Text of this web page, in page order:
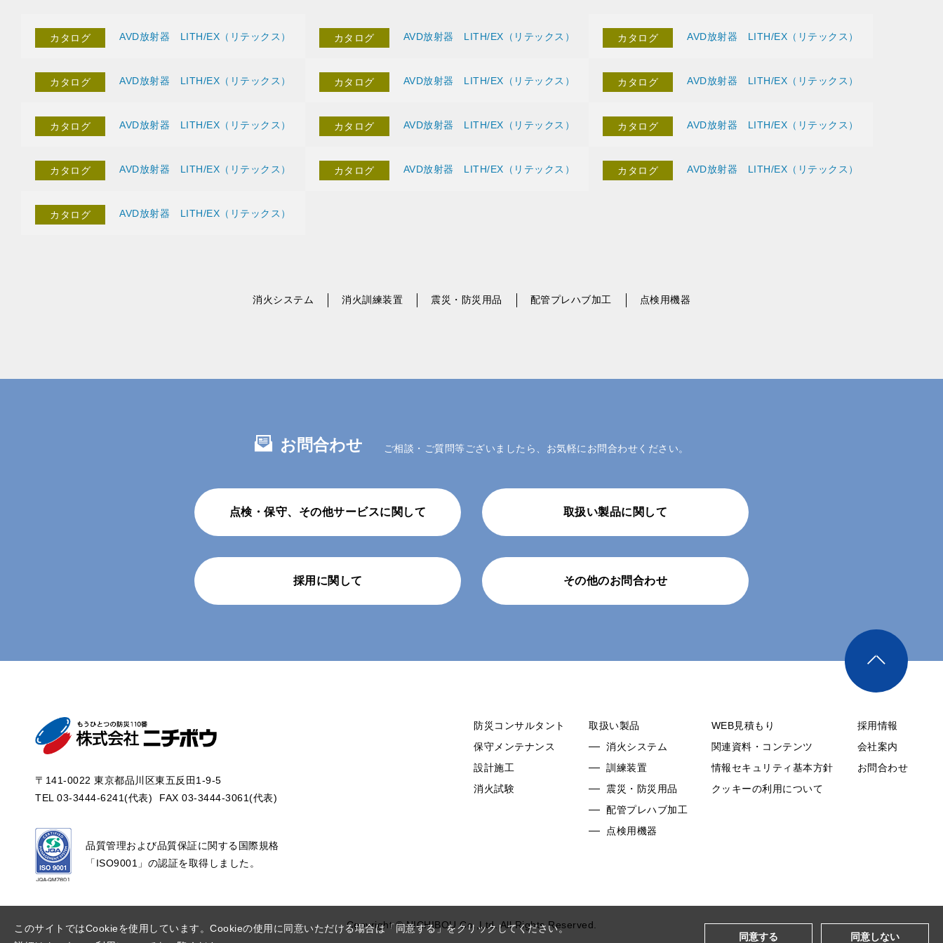
カタログ AVD放射器 LITH/EX（リテックス） カタログ AVD放射器 LITH/EX（リテックス） カタログ AVD放射器 LITH/EX（リテックス）
カタログ AVD放射器 LITH/EX（リテックス） カタログ AVD放射器 LITH/EX（リテックス） カタログ AVD放射器 LITH/EX（リテックス）
カタログ AVD放射器 LITH/EX（リテックス） カタログ AVD放射器 LITH/EX（リテックス） カタログ AVD放射器 LITH/EX（リテックス）
カタログ AVD放射器 LITH/EX（リテックス） カタログ AVD放射器 LITH/EX（リテックス） カタログ AVD放射器 LITH/EX（リテックス）
カタログ AVD放射器 LITH/EX（リテックス）
消火システム 消火訓練装置 震災・防災用品 配管プレハブ加工 点検用機器
お問合わせ ご相談・ご質問等ございましたら、お気軽にお問合わせください。
点検・保守、その他サービスに関して 取扱い製品に関して
採用に関して その他のお問合わせ
〒141-0022 東京都品川区東五反田1-9-5
TEL 03-3444-6241(代表)
FAX 03-3444-3061(代表)
品質管理および品質保証に関する国際規格
「ISO9001」の認証を取得しました。
防災コンサルタント
保守メンテナンス
設計施工
消火試験
取扱い製品
消火システム
訓練装置
震災・防災用品
配管プレハブ加工
点検用機器
WEB見積もり
関連資料・コンテンツ
情報セキュリティ基本方針
クッキーの利用について
採用情報
会社案内
お問合わせ
Copyright © NICHIBOU Co.,Ltd. All Rights Reserved.
このサイトではCookieを使用しています。Cookieの使用に同意いただける場合は「同意する」をクリックしてください。
同意する 同意しない